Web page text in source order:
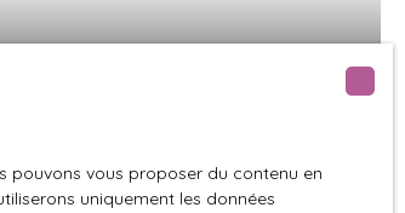
m² Avignon 84000
pouvons vous proposer du contenu en
uniquement les données